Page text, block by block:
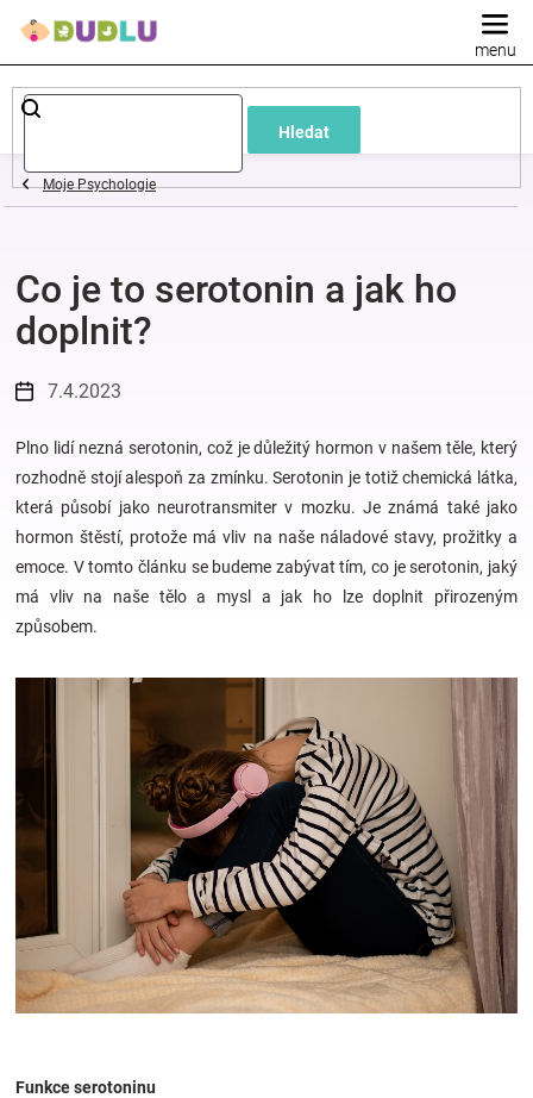
Hledat
Dětské
a
oblečení
Pokojíček
a
kojenecká
výbava
Hračky
oblečení
Značky
Moje Psychologie
Co je to serotonin a jak ho
doplnit?
7.4.2023
Plno lidí nezná serotonin, což je důležitý hormon v našem těle, který
rozhodně stojí alespoň za zmínku. Serotonin je totiž chemická látka,
která působí jako neurotransmiter v mozku. Je známá také jako
hormon štěstí, protože má vliv na naše náladové stavy, prožitky a
emoce. V tomto článku se budeme zabývat tím, co je serotonin, jaký
má vliv na naše tělo a mysl a jak ho lze doplnit přirozeným
způsobem.
Funkce serotoninu